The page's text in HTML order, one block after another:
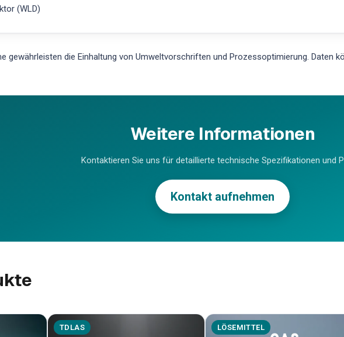
(WLD)
gewährleisten die Einhaltung von Umweltvorschriften und Prozessoptimierung. Daten
Weitere Informationen
Kontaktieren Sie uns für detaillierte technische Spezifikationen und
Kontakt aufnehmen
TDLAS LÖSEMITTEL